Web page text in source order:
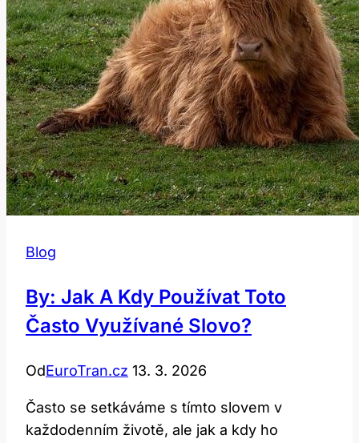
Blog
By: Jak A Kdy Používat Toto
Často Využívané Slovo?
OdEuroTran.cz 13. 3. 2026
Často se setkáváme s tímto slovem v
každodenním životě, ale jak a kdy ho